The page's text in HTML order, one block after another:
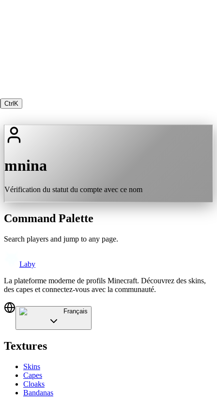
Ctrl K
mnina
Vérification du statut du compte avec ce nom
Command Palette
Search players and jump to any page.
Laby
La plateforme moderne de profils Minecraft. Découvrez des skins,
des capes et connectez-vous avec la communauté.
Français
Textures
Skins
Capes
Cloaks
Bandanas